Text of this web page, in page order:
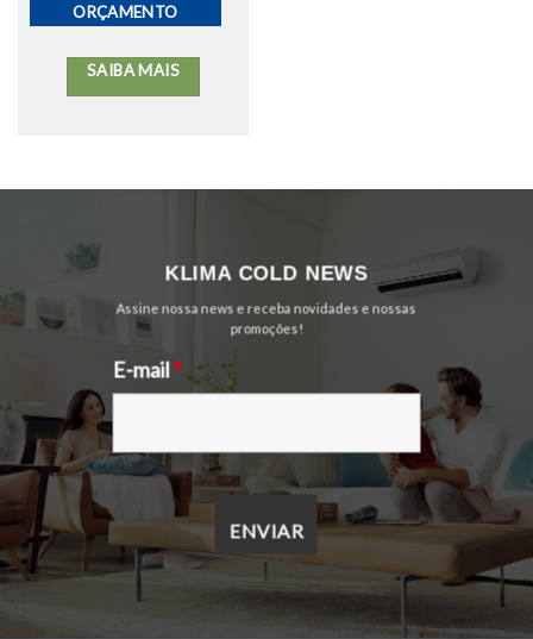
ORÇAMENTO
SAIBA MAIS
KLIMA COLD NEWS
Assine nossa news e receba novidades e nossas
promoções!
E-mail*